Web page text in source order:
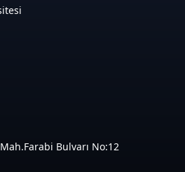
Bulvarı No:12